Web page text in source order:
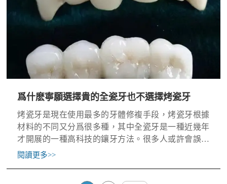
爲什麽寧願選擇貴的全瓷牙也不選擇烤瓷牙
烤瓷牙是現在使用最多的牙體修複手段，烤瓷牙根據
材料的不同又分爲很多種，其中全瓷牙是一種近幾年
才開展的一種高科技的鑲牙方法。很多人或許會誤以
爲全瓷牙就是烤瓷牙，二者沒什麽差別。但是事實上
閱讀更多>>